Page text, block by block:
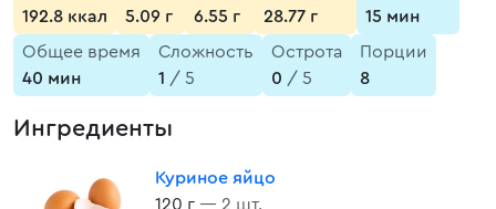
192.8 ккал
5.09 г
6.55 г
28.77 г
15 мин
Общее время
40 мин
Сложность
1 / 5
Острота
0 / 5
Порции
8
Ингредиенты
Куриное яйцо
120 г — 2 шт.